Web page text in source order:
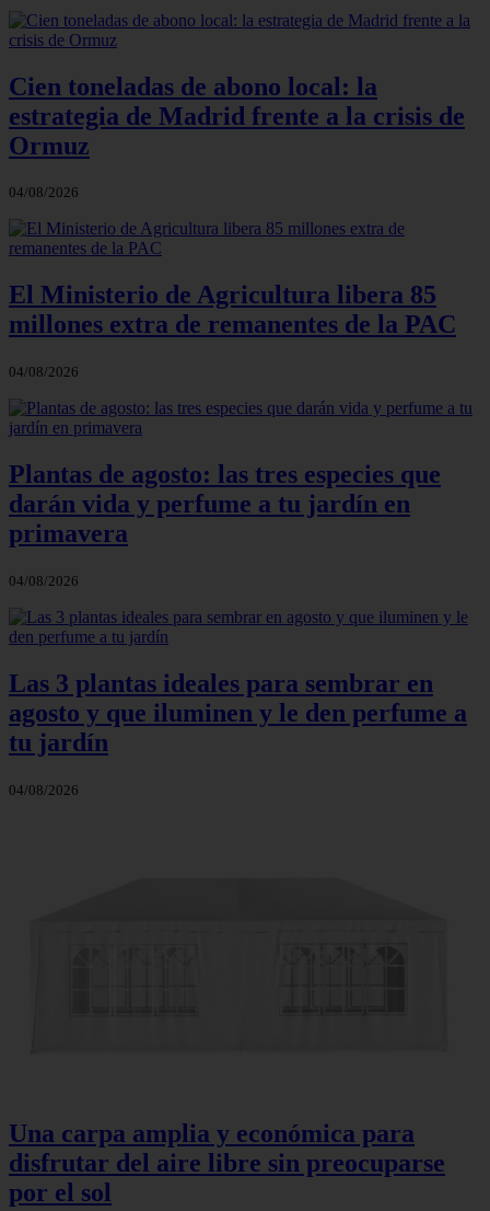
Cien toneladas de abono local: la
estrategia de Madrid frente a la crisis de
Ormuz
04/08/2026
El Ministerio de Agricultura libera 85
millones extra de remanentes de la PAC
04/08/2026
Plantas de agosto: las tres especies que
darán vida y perfume a tu jardín en
primavera
04/08/2026
Las 3 plantas ideales para sembrar en
agosto y que iluminen y le den perfume a
tu jardín
04/08/2026
Una carpa amplia y económica para
disfrutar del aire libre sin preocuparse
por el sol